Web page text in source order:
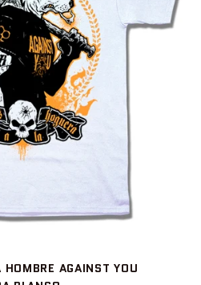
AGAINST YOU